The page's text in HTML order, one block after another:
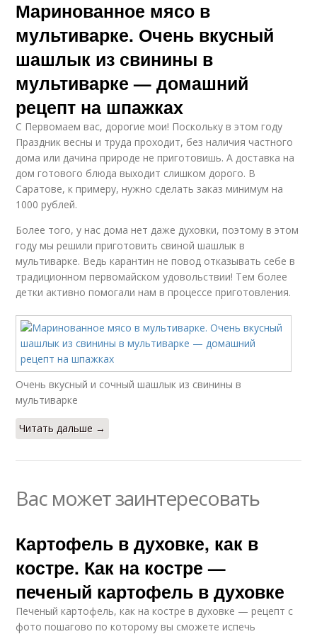
Маринованное мясо в
мультиварке. Очень вкусный
шашлык из свинины в
мультиварке — домашний
рецепт на шпажках
С Первомаем вас, дорогие мои! Поскольку в этом году
Праздник весны и труда проходит, без наличия частного
дома или дачина природе не приготовишь. А доставка на
дом готового блюда выходит слишком дорого. В
Саратове, к примеру, нужно сделать заказ минимум на
1000 рублей.
Более того, у нас дома нет даже духовки, поэтому в этом
году мы решили приготовить свиной шашлык в
мультиварке. Ведь карантин не повод отказывать себе в
традиционном первомайском удовольствии! Тем более
детки активно помогали нам в процессе приготовления.
Очень вкусный и сочный шашлык из свинины в
мультиварке
Читать дальше →
Вас может заинтересовать
Картофель в духовке, как в
костре. Как на костре —
печеный картофель в духовке
Печеный картофель, как на костре в духовке — рецепт с
фото пошагово по которому вы сможете испечь